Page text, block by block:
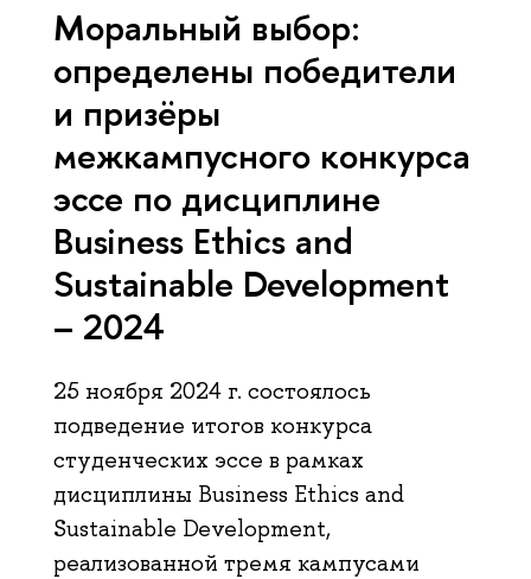
Моральный выбор:
определены победители
и призёры
межкампусного конкурса
эссе по дисциплине
Business Ethics and
Sustainable Development
– 2024
25 ноября 2024 г. состоялось
подведение итогов конкурса
студенческих эссе в рамках
дисциплины Business Ethics and
Sustainable Development,
реализованной тремя кампусами